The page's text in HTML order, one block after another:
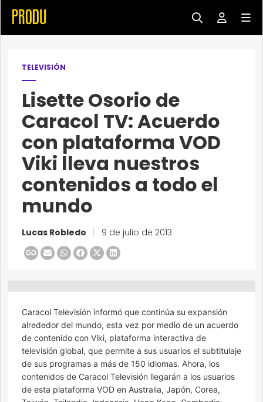
TELEVISIÓN
Lisette Osorio de
Caracol TV: Acuerdo
con plataforma VOD
Viki lleva nuestros
contenidos a todo el
mundo
Lucas Robledo 9 de julio de 2013
Caracol Televisión informó que continúa su expansión
alrededor del mundo, esta vez por medio de un acuerdo
de contenido con Viki, plataforma interactiva de
televisión global, que permite a sus usuarios el subtitulaje
de sus programas a más de 150 idiomas. Ahora, los
contenidos de Caracol Televisión llegarán a los usuarios
de esta plataforma VOD en Australia, Japón, Corea,